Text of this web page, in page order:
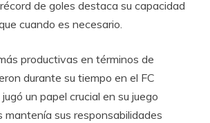
de goles destaca su capacidad
cuando es necesario.
productivas en términos de
durante su tiempo en el FC
un papel crucial en su juego
sus responsabilidades